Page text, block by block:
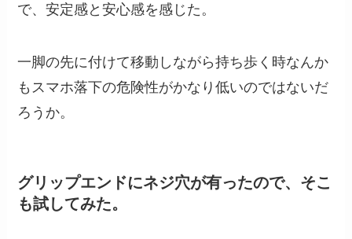
で、安定感と安心感を感じた。
一脚の先に付けて移動しながら持ち歩く時なんか
もスマホ落下の危険性がかなり低いのではないだ
ろうか。
グリップエンドにネジ穴が有ったので、そこ
も試してみた。